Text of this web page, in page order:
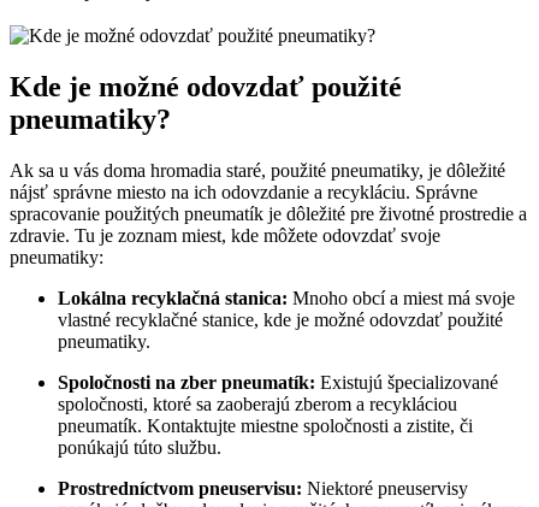
Kde je možné odovzdať použité
pneumatiky?
Ak sa u vás doma hromadia staré, použité pneumatiky, je dôležité
nájsť správne miesto na ich odovzdanie a recykláciu. Správne
spracovanie použitých pneumatík je dôležité pre životné prostredie a
zdravie. Tu je zoznam miest, kde môžete odovzdať svoje
pneumatiky:
Lokálna recyklačná stanica: Mnoho obcí a miest má svoje
vlastné recyklačné stanice, kde je možné odovzdať použité
pneumatiky.
Spoločnosti na zber pneumatík: Existujú špecializované
spoločnosti, ktoré sa zaoberajú zberom a recykláciou
pneumatík. Kontaktujte miestne spoločnosti a zistite, či
ponúkajú túto službu.
Prostredníctvom pneuservisu: Niektoré pneuservisy